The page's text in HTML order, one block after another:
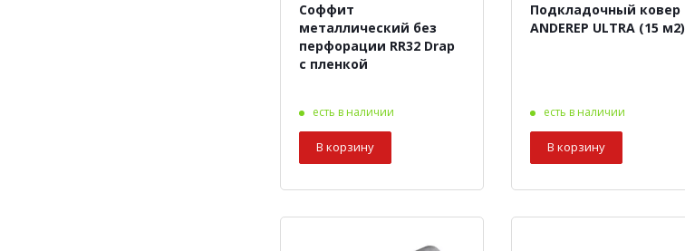
Соффит
металлический без
перфорации RR32 Drap
с пленкой
есть в наличии
В корзину
Подкладочный ковер
ANDEREP ULTRA (15 м2)
есть в наличии
В корзину